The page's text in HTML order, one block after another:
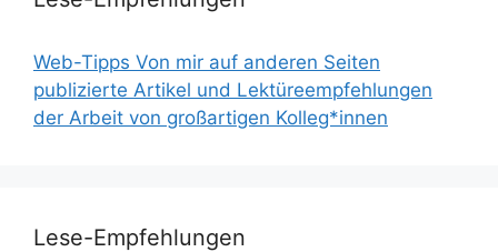
Web-Tipps Von mir auf anderen Seiten
publizierte Artikel und Lektüreempfehlungen
der Arbeit von großartigen Kolleg*innen
Lese-Empfehlungen